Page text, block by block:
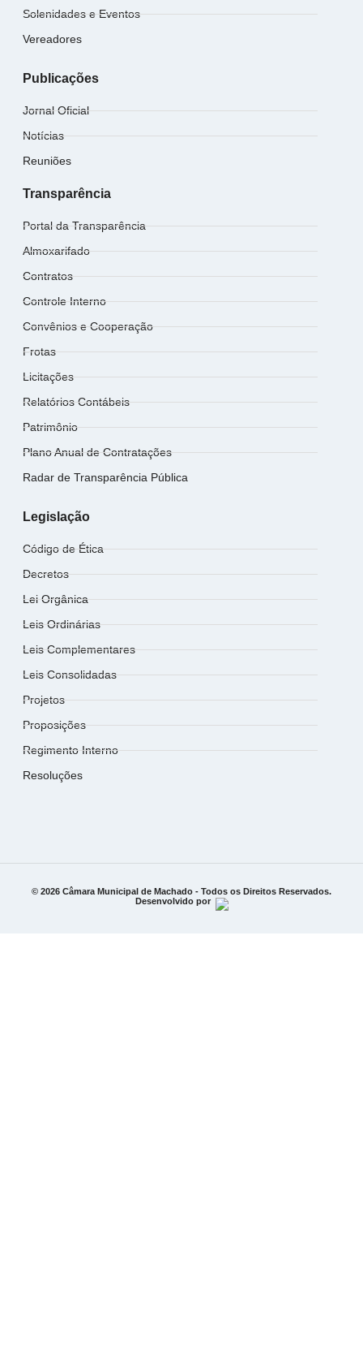
Solenidades e Eventos
Vereadores
Publicações
Jornal Oficial
Notícias
Reuniões
Transparência
Portal da Transparência
Almoxarifado
Contratos
Controle Interno
Convênios e Cooperação
Frotas
Licitações
Relatórios Contábeis
Patrimônio
Plano Anual de Contratações
Radar de Transparência Pública
Legislação
Código de Ética
Decretos
Lei Orgânica
Leis Ordinárias
Leis Complementares
Leis Consolidadas
Projetos
Proposições
Regimento Interno
Resoluções
© 2026 Câmara Municipal de Machado - Todos os Direitos Reservados.
Desenvolvido por